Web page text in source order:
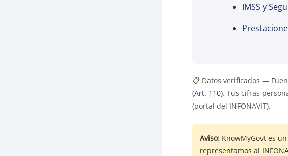
IMSS y
📋 Datos verificados —
(Art. 110). Tus cifras
(portal del INFONAVIT).
Aviso: KnowMyGovt es
representamos al